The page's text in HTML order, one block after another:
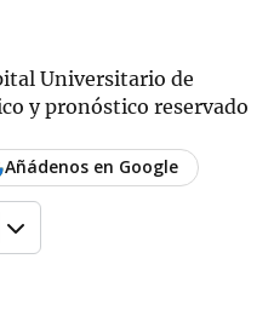
Universitario de
y pronóstico reservado
Añádenos en Google